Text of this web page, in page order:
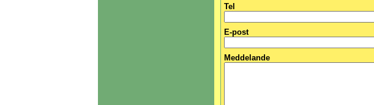
Tel
E-post
Meddelande